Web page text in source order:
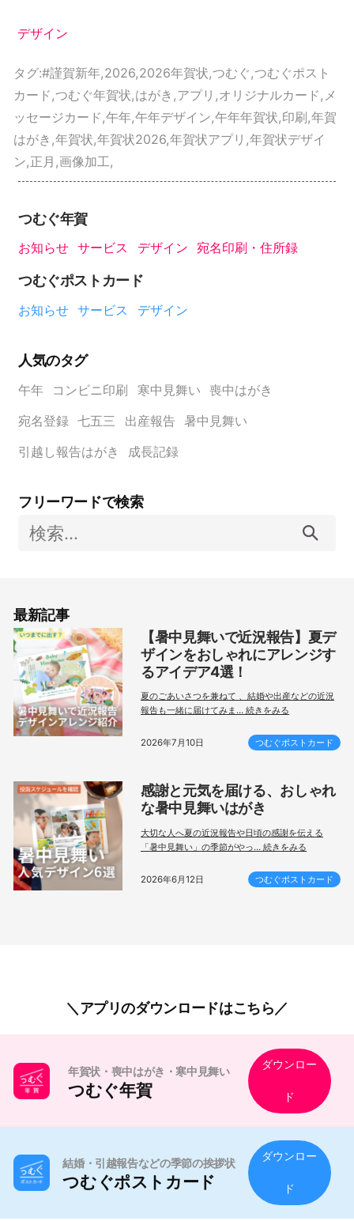
デザイン
タグ:#謹賀新年,2026,2026年賀状,つむぐ,つむぐポスト
カード,つむぐ年賀状,はがき ,アプリ ,オリジナルカード, メ
ッセージカード,午年,午年デザイン,午年年賀状,印刷,年賀
はがき ,年賀状,年賀状2026,年賀状アプリ ,年賀状デザイ
ン,正月 ,画像加工,
つむぐ年賀
お知らせ サービス デザイン 宛名印刷・住所録
つむぐポストカード
お知らせ サービス デザイン
人気のタグ
午年 コンビニ印刷 寒中見舞い
喪中はがき
宛名登録 七五三 出産報告
暑中見舞い
引越し報告はがき
成長記録
フリーワードで検索
検
最新記事
【暑中見舞いで近況報告】夏デ
ザインをおしゃれにアレンジす
るアイデア4選！
夏のごあいさつを兼ねて 、結婚や出産などの近況
報告も一緒に届けてみま... 続きをみる
2026年7月10日 つむぐポストカード
感謝と元気を届ける、おしゃれ
な暑中見舞いはがき
大切な人へ夏の近況報告や日頃の感謝を伝える
「暑中見舞い」の季節がやっ... 続きをみる
2026年6月12日 つむぐポストカード
アプリのダウンロードはこちら
年賀状・喪中はがき・寒中見舞い
つむぐ年賀
ダウンロー
ド
結婚・引越報告などの季節の挨拶状
つむぐポストカード
ダウンロー
ド